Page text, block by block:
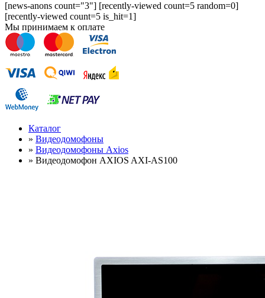
[news-anons count="3"] [recently-viewed count=5 random=0]
[recently-viewed count=5 is_hit=1]
Мы принимаем к оплате
Каталог
» Видеодомофоны
» Видеодомофоны Axios
» Видеодомофон AXIOS AXI-AS100